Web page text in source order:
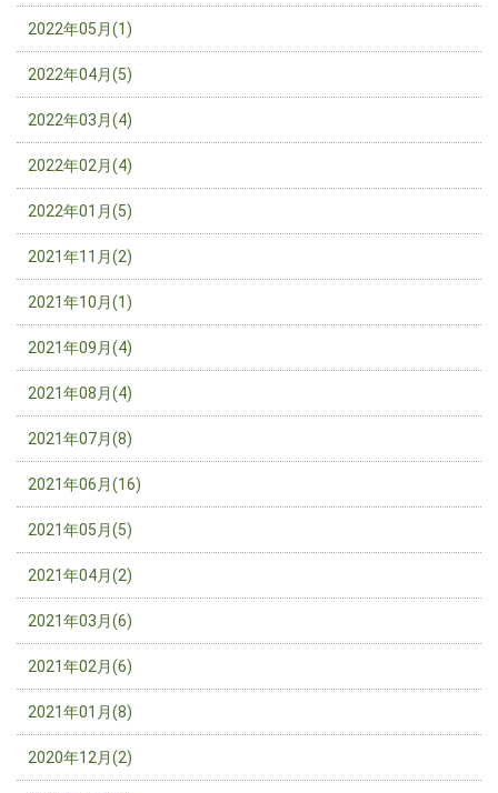
2022年05月(1)
2022年04月(5)
2022年03月(4)
2022年02月(4)
2022年01月(5)
2021年11月(2)
2021年10月(1)
2021年09月(4)
2021年08月(4)
2021年07月(8)
2021年06月(16)
2021年05月(5)
2021年04月(2)
2021年03月(6)
2021年02月(6)
2021年01月(8)
2020年12月(2)